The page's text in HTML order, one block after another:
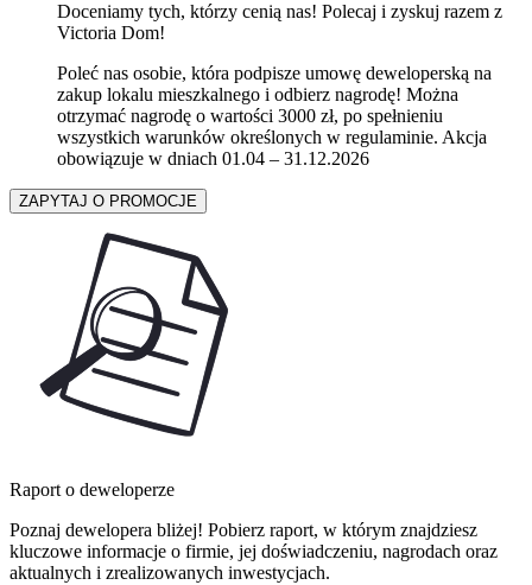
Doceniamy tych, którzy cenią nas! Polecaj i zyskuj razem z
Victoria Dom!
Poleć nas osobie, która podpisze umowę deweloperską na
zakup lokalu mieszkalnego i odbierz nagrodę! Można
otrzymać nagrodę o wartości 3000 zł, po spełnieniu
wszystkich warunków określonych w regulaminie. Akcja
obowiązuje w dniach 01.04 – 31.12.2026
ZAPYTAJ O PROMOCJE
Raport o deweloperze
Poznaj dewelopera bliżej! Pobierz raport, w którym znajdziesz
kluczowe informacje o firmie, jej doświadczeniu, nagrodach oraz
aktualnych i zrealizowanych inwestycjach.